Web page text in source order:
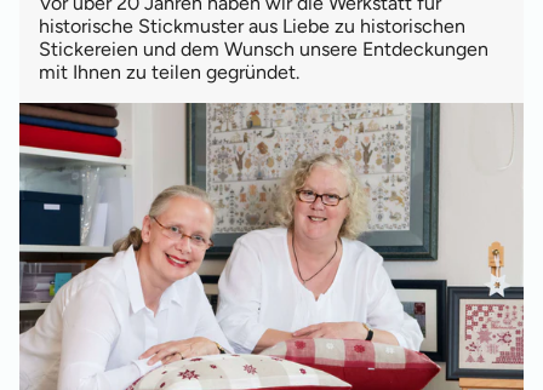
historische Stickmuster aus Liebe zu historischen
Stickereien und dem Wunsch unsere Entdeckungen
mit Ihnen zu teilen gegründet.